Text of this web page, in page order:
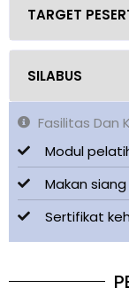
TARGET
SILABUS
Fasilitas Dan
Modul
Makan
Sertifikat